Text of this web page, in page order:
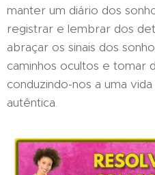
manter um diário dos
registrar e lembrar dos
abraçar os sinais dos
caminhos ocultos e tomar
conduzindo-nos a uma
autêntica.